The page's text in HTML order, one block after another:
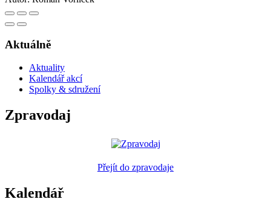
Aktuálně
Aktuality
Kalendář akcí
Spolky & sdružení
Zpravodaj
Přejít do zpravodaje
Kalendář